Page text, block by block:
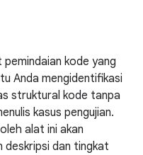
kode yang
Anda mengidentifikasi
struktural kode tanpa
kasus pengujian.
alat ini akan
deskripsi dan tingkat